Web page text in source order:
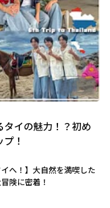
タイの魅力！？初め
！
イへ！】大自然を満喫した
険に密着！